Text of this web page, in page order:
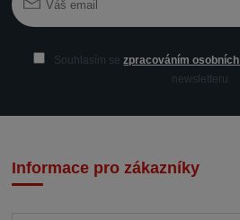
Souhlasím sezpracováním
newsletteru.
Informace pro zákazníky